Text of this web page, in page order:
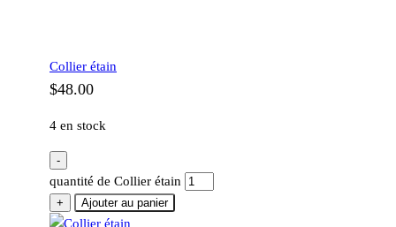
Collier étain
$48.00
4 en stock
-
quantité de Collier étain
+ Ajouter au panier